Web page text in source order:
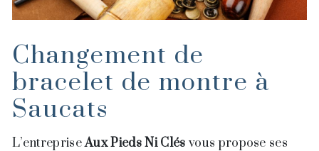
Changement de
bracelet de montre à
Saucats
L’entrepriseAux Pieds Ni Clés vous propose ses